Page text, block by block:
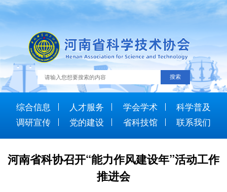
综合信息 人才服务 学会学术
科学普及
调研宣传
党的建设 省科技馆 联系我们
河南省科协召开“能力作风建设年”活动工作
推进会